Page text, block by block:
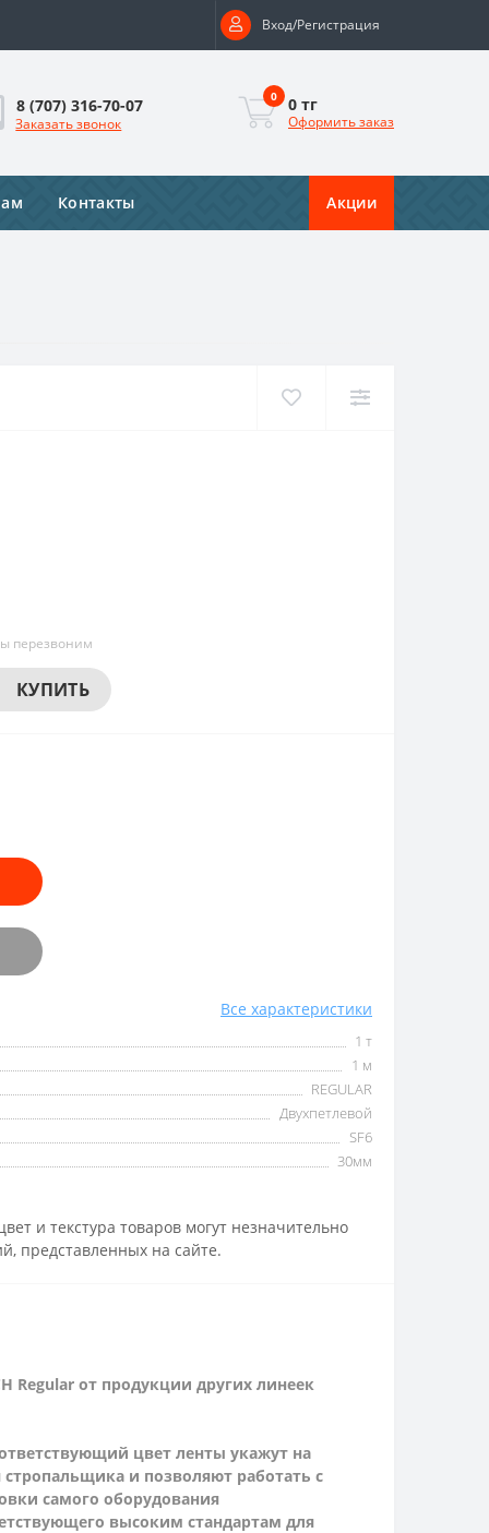
Вход/Регистрация
8 (707) 316-70-07
Заказать звонок
0 0 тг
Оформить заказ
Контакты Акции
перезвоним
КУПИТЬ
Все характеристики
1 т
1 м
REGULAR
Двухпетлевой
SF6
30мм
и текстура товаров могут незначительно
представленных на сайте.
Regular от продукции других линеек
цвет ленты укажут на
и позволяют работать с
самого оборудования
высоким стандартам для